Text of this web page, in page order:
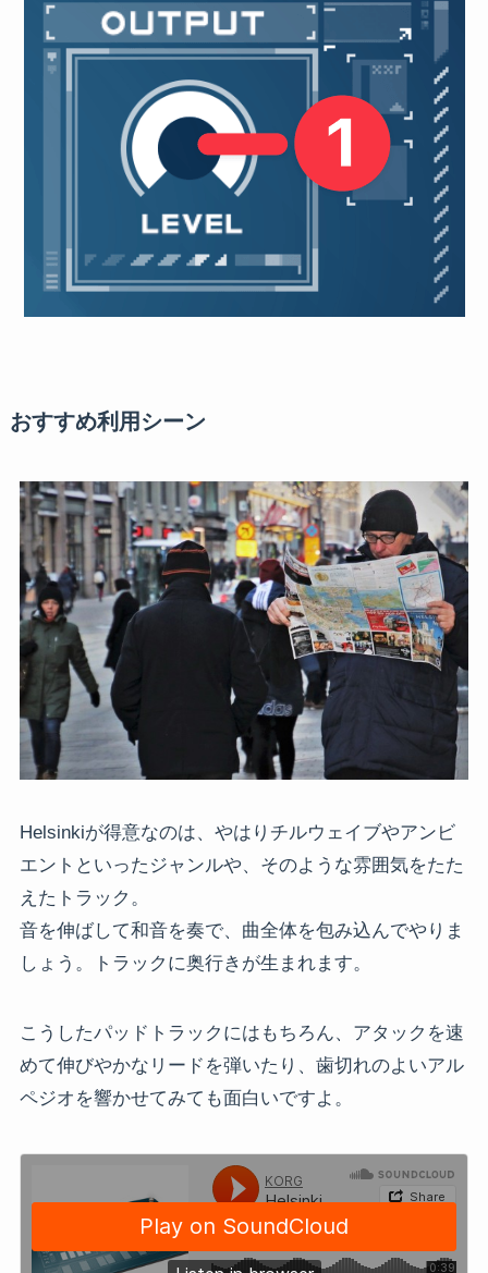
おすすめ利用シーン
Helsinkiが得意なのは、やはりチルウェイブやアンビ
エントといったジャンルや、そのような雰囲気をたた
えたトラック。
音を伸ばして和音を奏で、曲全体を包み込んでやりま
しょう。トラックに奥行きが生まれます。
こうしたパッドトラックにはもちろん、アタックを速
めて伸びやかなリードを弾いたり、歯切れのよいアル
ペジオを響かせてみても面白いですよ。